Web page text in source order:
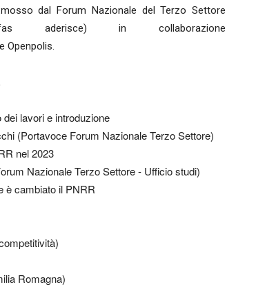
dal Forum Nazionale del Terzo Settore
aderisce) in collaborazione
Openpolis.
lavori e introduzione
(Portavoce Forum Nazionale Terzo Settore)
nel 2023
Nazionale Terzo Settore - Ufficio studi)
è cambiato il PNRR
Romagna)